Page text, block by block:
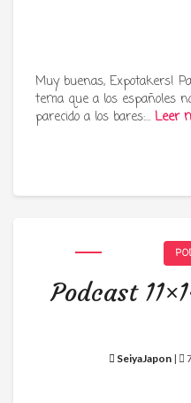
Muy buenas, Expotakers!
tema que a los españoles
parecido a los bares:… Leer
Podcast
SeiyaJapon |